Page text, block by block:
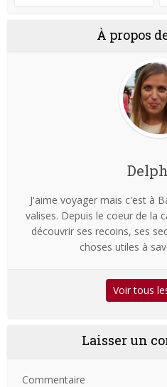
À propos
J'aime voyager mais c'est à
valises. Depuis le coeur de la
découvrir ses recoins, ses
choses utiles à
Voir tous
Laisser un
Commentaire